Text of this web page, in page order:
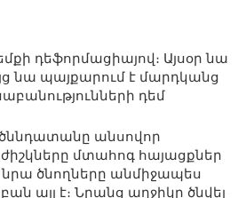
դեֆորմացիայով։ Այսօր նա
նա պայքարում է մարդկանց
դեմ
ծննդատանը անսովոր
մտահոգ հայացքներ
ծնողները անմիջապես
այլ է։ Նրանց աղջիկը ծնվել